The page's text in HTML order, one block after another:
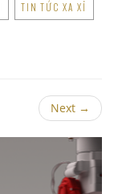
TIN TỨC XA XỈ
Next →